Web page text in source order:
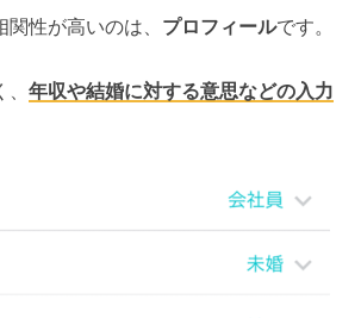
性が高いのは、 プロフィールです。
年収や結婚に対する意思などの入力